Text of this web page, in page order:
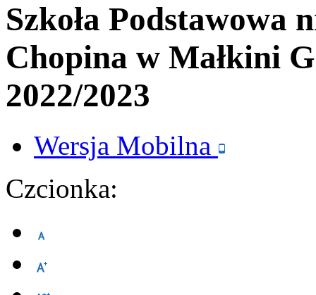
Szkoła Podstawowa
Chopina w Małkini
2022/2023
Wersja Mobilna
Czcionka: